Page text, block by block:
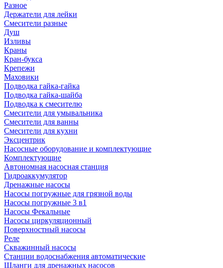
Разное
Держатели для лейки
Смесители разные
Душ
Изливы
Краны
Кран-букса
Крепежи
Маховики
Подводка гайка-гайка
Подводка гайка-шайба
Подводка к смесителю
Смесители для умывальника
Смесители для ванны
Смесители для кухни
Эксцентрик
Насосные оборудование и комплектующие
Комплектующие
Автономная насосная станция
Гидроаккумулятор
Дренажные насосы
Насосы погружные для грязной воды
Насосы погружные 3 в1
Насосы Фекальные
Насосы циркуляционный
Поверхностный насосы
Реле
Скважинный насосы
Станции водоснабжения автоматические
Шланги для дренажных насосов